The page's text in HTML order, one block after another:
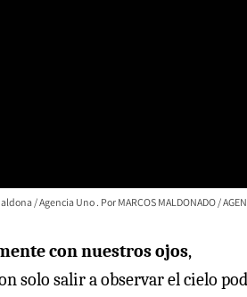
/ Agencia Uno MARCOS MALDONADO /
con nuestros ojos,
solo salir a observar el cielo